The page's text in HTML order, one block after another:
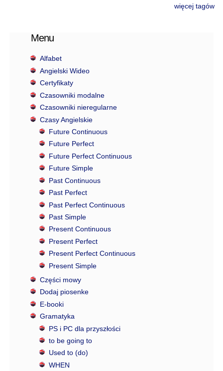
więcej tagów
Menu
Alfabet
Angielski Wideo
Certyfikaty
Czasowniki modalne
Czasowniki nieregularne
Czasy Angielskie
Future Continuous
Future Perfect
Future Perfect Continuous
Future Simple
Past Continuous
Past Perfect
Past Perfect Continuous
Past Simple
Present Continuous
Present Perfect
Present Perfect Continuous
Present Simple
Części mowy
Dodaj piosenke
E-booki
Gramatyka
PS i PC dla przyszłości
to be going to
Used to (do)
WHEN